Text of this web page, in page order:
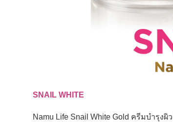
SNAIL WHITE
Namu Life Snail White Gold ครีมบำรุ